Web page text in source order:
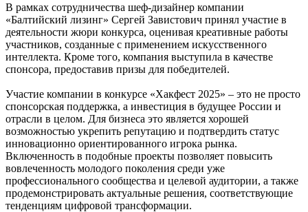
В рамках сотрудничества шеф-дизайнер компании
«Балтийский лизинг» Сергей Завистович принял участие в
деятельности жюри конкурса, оценивая креативные работы
участников, созданные с применением искусственного
интеллекта. Кроме того, компания выступила в качестве
спонсора, предоставив призы для победителей.
Участие компании в конкурсе «Хакфест 2025» – это не просто
спонсорская поддержка, а инвестиция в будущее России и
отрасли в целом. Для бизнеса это является хорошей
возможностью укрепить репутацию и подтвердить статус
инновационно ориентированного игрока рынка.
Включенность в подобные проекты позволяет повысить
вовлеченность молодого поколения среди уже
профессионального сообщества и целевой аудитории, а также
продемонстрировать актуальные решения, соответствующие
тенденциям цифровой трансформации.